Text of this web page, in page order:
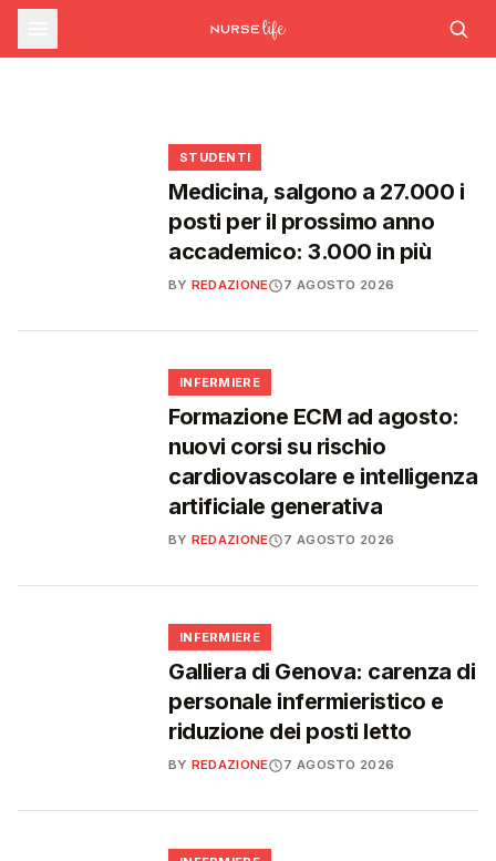
sfide che decideranno il futuro del
Ssn
Decreto PA e sanità: nuovo commissario per
le scorte Covid, liste d'attesa al Siveas e
INFERMIERE
Decreto PA: nuove regole per scorte Covid,
STUDENTI
Medicina, salgono a 27.000 i
posti per il prossimo anno
accademico: 3.000 in più
BY REDAZIONE 7 AGOSTO 2026
INFERMIERE
Formazione ECM ad agosto:
nuovi corsi su rischio
cardiovascolare e intelligenza
artificiale generativa
BY REDAZIONE 7 AGOSTO 2026
INFERMIERE
Galliera di Genova: carenza di
personale infermieristico e
riduzione dei posti letto
BY REDAZIONE 7 AGOSTO 2026